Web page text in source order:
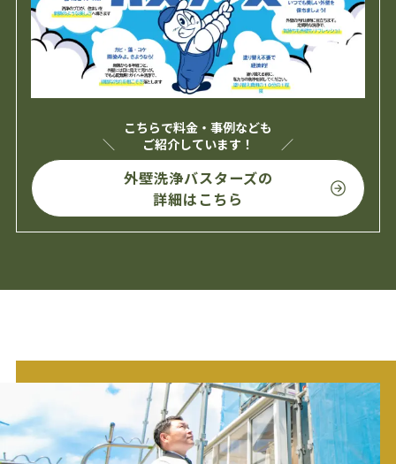
こちらで料金・事例なども
ご紹介しています！
外壁洗浄バスターズの
詳細はこちら